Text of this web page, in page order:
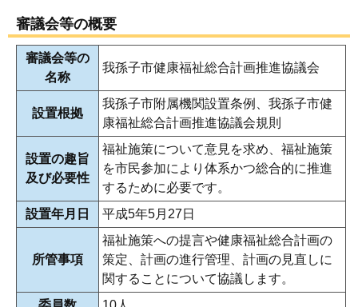
審議会等の概要
審議会等の
名称
我孫子市健康福祉総合計画推進協議会
設置根拠
我孫子市附属機関設置条例、我孫子市健
康福祉総合計画推進協議会規則
設置の趣旨
及び必要性
福祉施策について意見を求め、福祉施策
を市民参加により体系かつ総合的に推進
するために必要です。
設置年月日
平成5年5月27日
所管事項
福祉施策への提言や健康福祉総合計画の
策定、計画の進行管理、計画の見直しに
関することについて協議します。